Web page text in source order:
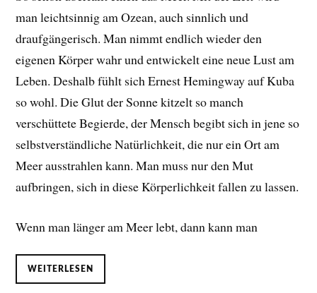
man leichtsinnig am Ozean, auch sinnlich und
draufgängerisch. Man nimmt endlich wieder den
eigenen Körper wahr und entwickelt eine neue Lust am
Leben. Deshalb fühlt sich Ernest Hemingway auf Kuba
so wohl. Die Glut der Sonne kitzelt so manch
verschüttete Begierde, der Mensch begibt sich in jene so
selbstverständliche Natürlichkeit, die nur ein Ort am
Meer ausstrahlen kann. Man muss nur den Mut
aufbringen, sich in diese Körperlichkeit fallen zu lassen.
Wenn man länger am Meer lebt, dann kann man
WEITERLESEN